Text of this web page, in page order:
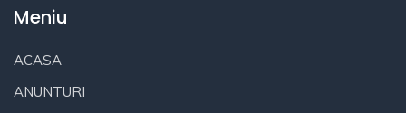
Meniu
ACASA
ANUNTURI